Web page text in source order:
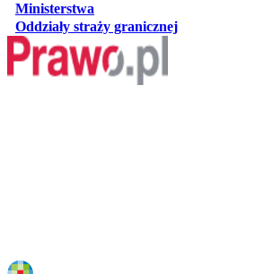
Ministerstwa
Oddziały straży granicznejotwiera się w